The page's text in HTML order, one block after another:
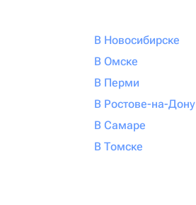
В Новосибирске
В Омске
В Перми
В Ростове-на-Дону
В Самаре
В Томске